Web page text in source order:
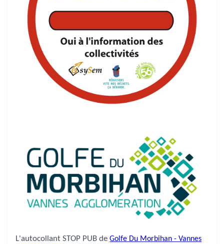
L'autocollant STOP PUB deGolfe Du Morbihan - Vannes